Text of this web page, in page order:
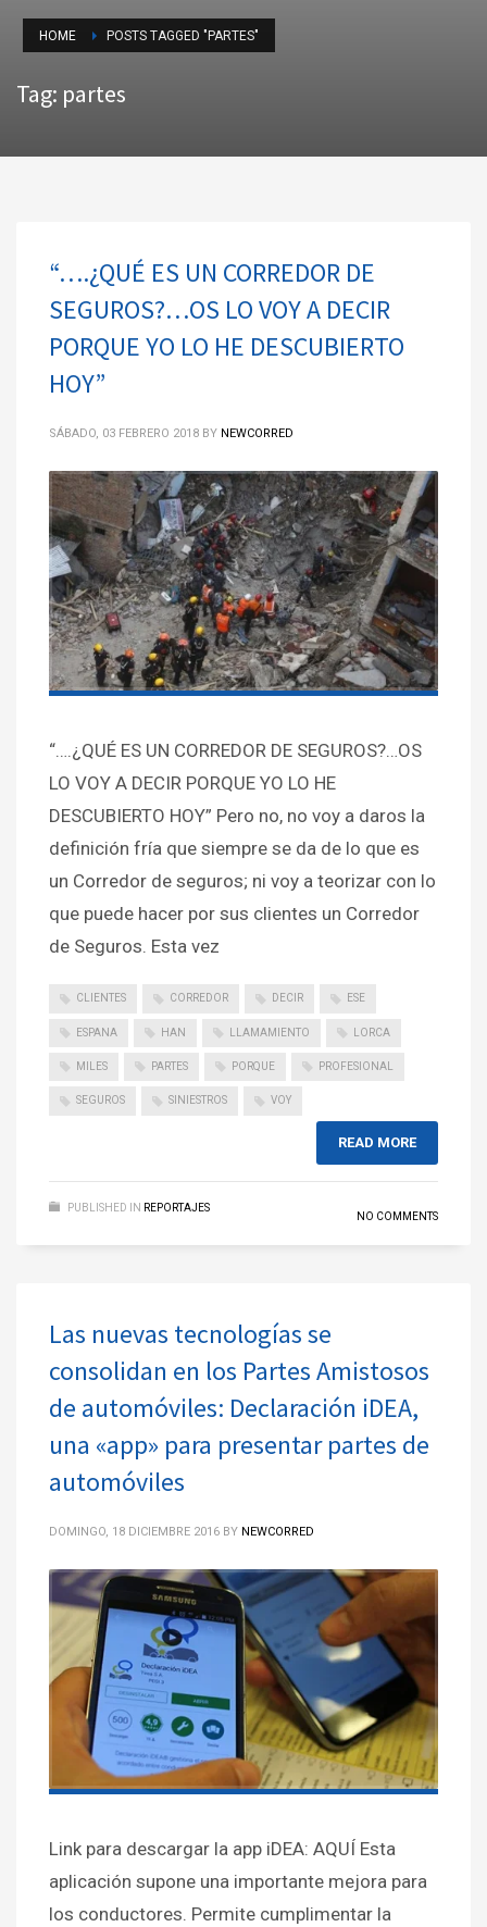
HOME POSTS TAGGED "PARTES"
Tag: partes
“….¿QUÉ ES UN CORREDOR DE
SEGUROS?…OS LO VOY A DECIR
PORQUE YO LO HE DESCUBIERTO
HOY”
SÁBADO, 03 FEBRERO 2018 BY NEWCORRED
“….¿QUÉ ES UN CORREDOR DE SEGUROS?…OS
LO VOY A DECIR PORQUE YO LO HE
DESCUBIERTO HOY” Pero no, no voy a daros la
definición fría que siempre se da de lo que es
un Corredor de seguros; ni voy a teorizar con lo
que puede hacer por sus clientes un Corredor
de Seguros. Esta vez
CLIENTES CORREDOR DECIR ESE
ESPANA HAN LLAMAMIENTO LORCA
MILES PARTES PORQUE PROFESIONAL
SEGUROS SINIESTROS VOY
READ MORE
PUBLISHED IN REPORTAJES
NO COMMENTS
Las nuevas tecnologías se
consolidan en los Partes Amistosos
de automóviles: Declaración iDEA,
una «app» para presentar partes de
automóviles
DOMINGO, 18 DICIEMBRE 2016 BY NEWCORRED
Link para descargar la app iDEA: AQUÍ Esta
aplicación supone una importante mejora para
los conductores. Permite cumplimentar la